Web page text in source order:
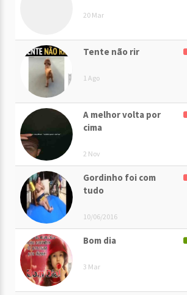
20 Mar
Tente não rir
1 Ago
A melhor volta por
cima
2 Nov
Gordinho foi com
tudo
10/06/2016
Bom dia
3 Mar